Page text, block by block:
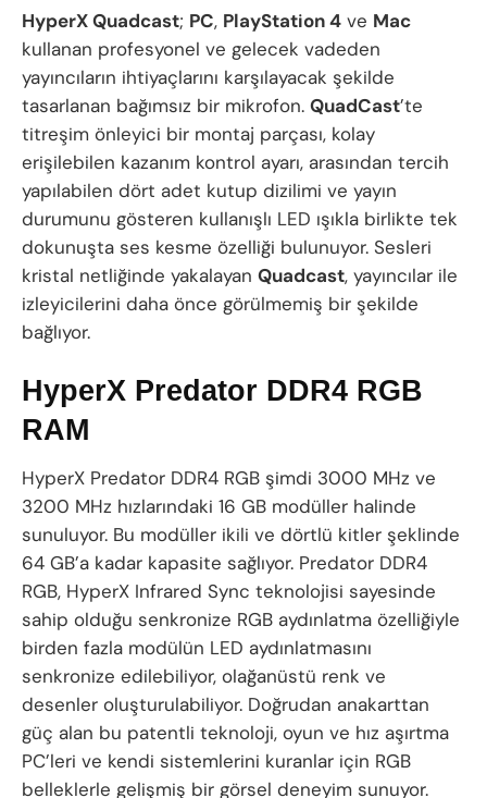
HyperX Quadcast; PC, PlayStation 4 ve Mac
kullanan profesyonel ve gelecek vadeden
yayıncıların ihtiyaçlarını karşılayacak şekilde
tasarlanan bağımsız bir mikrofon. QuadCast’te
titreşim önleyici bir montaj parçası, kolay
erişilebilen kazanım kontrol ayarı, arasından tercih
yapılabilen dört adet kutup dizilimi ve yayın
durumunu gösteren kullanışlı LED ışıkla birlikte tek
dokunuşta ses kesme özelliği bulunuyor. Sesleri
kristal netliğinde yakalayan Quadcast, yayıncılar ile
izleyicilerini daha önce görülmemiş bir şekilde
bağlıyor.
HyperX Predator DDR4 RGB
RAM
HyperX Predator DDR4 RGB şimdi 3000 MHz ve
3200 MHz hızlarındaki 16 GB modüller halinde
sunuluyor. Bu modüller ikili ve dörtlü kitler şeklinde
64 GB’a kadar kapasite sağlıyor. Predator DDR4
RGB, HyperX Infrared Sync teknolojisi sayesinde
sahip olduğu senkronize RGB aydınlatma özelliğiyle
birden fazla modülün LED aydınlatmasını
senkronize edilebiliyor, olağanüstü renk ve
desenler oluşturulabiliyor. Doğrudan anakarttan
güç alan bu patentli teknoloji, oyun ve hız aşırtma
PC’leri ve kendi sistemlerini kuranlar için RGB
belleklerle gelişmiş bir görsel deneyim sunuyor.